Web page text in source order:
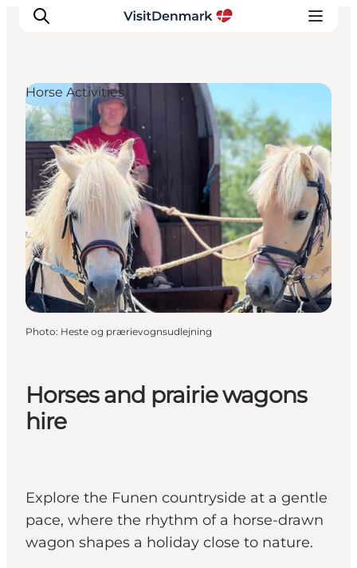
Inspirations
Destinations
Quoi faire
Hébergements
Planifiez votre voyage
Horses and prairie wagons
hire
Explore the Funen countryside at a gentle
pace, where the rhythm of a horse-drawn
wagon shapes a holiday close to nature.
Horse Activities
Photo: Heste og prærievognsudlejning